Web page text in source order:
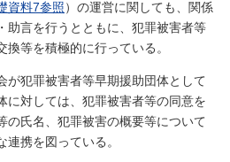
資料7参照 ）の運営に関しても、関係
助言を行うとともに、犯罪被害者等
等を積極的に行っている。
が犯罪被害者等早期援助団体として
に対しては、犯罪被害者等の同意を
の氏名、犯罪被害の概要等について
携を図っている。